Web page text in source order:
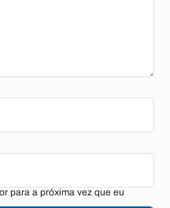
para a próxima vez que eu